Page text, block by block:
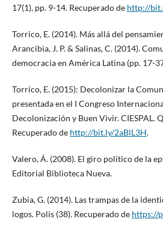
17(1), pp. 9-14. Recuperado de http://
Torrico, E. (2014). Más allá del
Arancibia, J. P. & Salinas, C. (2014).
democracia en América Latina (pp. 17-
Torrico, E. (2015): Decolonizar la
presentada en el I Congreso
Decolonización y Buen Vivir. CIESPAL.
Recuperado de http://bit.ly/2aBlL3H.
Valero, Á. (2008). El giro político de la
Editorial Biblioteca Nueva.
Zubia, G. (2014). Las trampas de la
logos. Polis (38). Recuperado de https://